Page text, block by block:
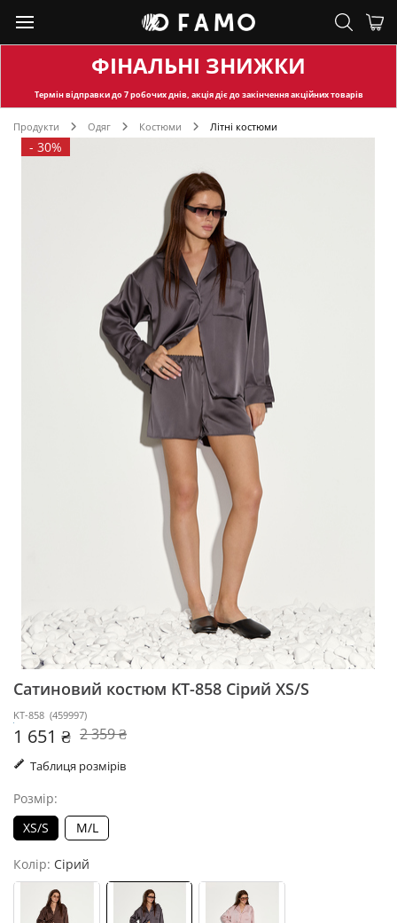
ФІНАЛЬНІ ЗНИЖКИ
Термін відправкидо 7 робочих днів, акція діє до закінчення акційних товарів
Продукти Одяг Костюми Літні костюми
- 30%
Сатиновий костюм KT-858 Сірий XS/S
KT-858 (459997)
1 651 ₴ 2 359 ₴
Таблиця розмірів
Розмір:
XS/S
M/L
Колір: Сірий